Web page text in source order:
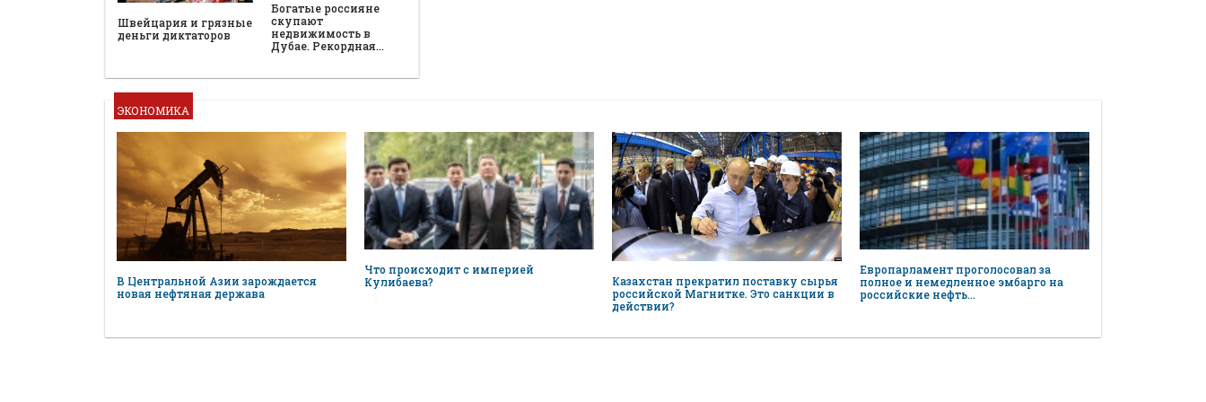
Швейцария и грязные
деньги диктаторов
Богатые россияне
скупают
недвижимость в
Дубае. Рекордная…
ЭКОНОМИКА
В Центральной Азии зарождается
новая нефтяная держава
Что происходит с империей
Кулибаева?
Казахстан прекратил поставку сырья
российской Магнитке. Это санкции в
действии?
Европарламент проголосовал за
полное и немедленное эмбарго на
российские нефть…